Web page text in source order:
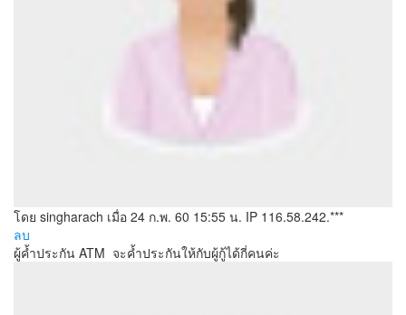
โดย singharach เมื่อ 24 ก.พ. 60 15:55 น. IP 116.58.242.***
ลบ
ผู้ค้ำประกัน ATM จะค้ำประกันให้กับผู้กู้ได้กี่คนค่ะ